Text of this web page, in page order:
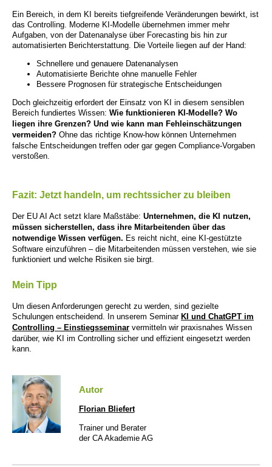
Ein Bereich, in dem KI bereits tiefgreifende Veränderungen bewirkt, ist
das Controlling. Moderne KI-Modelle übernehmen immer mehr
Aufgaben, von der Datenanalyse über Forecasting bis hin zur
automatisierten Berichterstattung. Die Vorteile liegen auf der Hand:
Schnellere und genauere Datenanalysen
Automatisierte Berichte ohne manuelle Fehler
Bessere Prognosen für strategische Entscheidungen
Doch gleichzeitig erfordert der Einsatz von KI in diesem sensiblen
Bereich fundiertes Wissen: Wie funktionieren KI-Modelle? Wo
liegen ihre Grenzen? Und wie kann man Fehleinschätzungen
vermeiden? Ohne das richtige Know-how können Unternehmen
falsche Entscheidungen treffen oder gar gegen Compliance-Vorgaben
verstoßen.
Fazit: Jetzt handeln, um rechtssicher zu bleiben
Der EU AI Act setzt klare Maßstäbe: Unternehmen, die KI nutzen,
müssen sicherstellen, dass ihre Mitarbeitenden über das
notwendige Wissen verfügen. Es reicht nicht, eine KI-gestützte
Software einzuführen – die Mitarbeitenden müssen verstehen, wie sie
funktioniert und welche Risiken sie birgt.
Mein Tipp
Um diesen Anforderungen gerecht zu werden, sind gezielte
Schulungen entscheidend. In unserem Seminar KI und ChatGPT im
Controlling – Einstiegsseminar vermitteln wir praxisnahes Wissen
darüber, wie KI im Controlling sicher und effizient eingesetzt werden
kann.
Autor
Florian Bliefert
Trainer und Berater
der CA Akademie AG